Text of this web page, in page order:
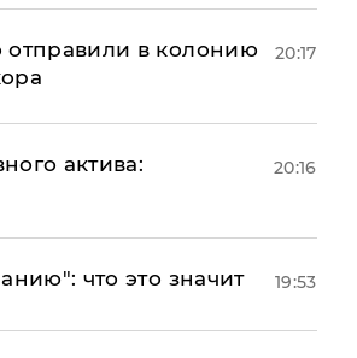
в колонию
20:17
актива:
20:16
что это значит 19:53